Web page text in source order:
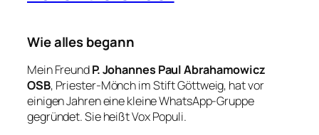
Wie alles begann
Mein FreundP. Johannes Paul Abrahamowicz
OSB, Priester-Mönch im Stift Göttweig, hat vor
einigen Jahren eine kleine WhatsApp-Gruppe
gegründet. Sie heißtVox Populi.